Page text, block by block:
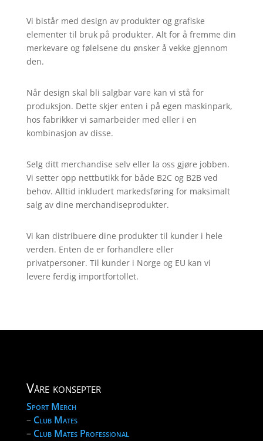
Vi bistår med design av produkter og grafiske
elementer til bruk på produkter. Alt for å fremme din
merkevare og følelsene du ønsker å vekke gjennom
den.
Når design skal bli salgbar vare kan vi stå for
produksjon. Dette skjer enten i på egen maskinpark,
hos fabrikker vi samarbeider med eller i en
kombinasjon av disse.
Selg ditt merchandise selv eller la oss gjøre jobben.
Vi setter opp nettbutikk for både B2C og B2B ved
behov. Alltid inkludert markedsføring for maksimalt
salg av dine merchandiseprodukter.
Vi kan distribuere dine produkter til kunder i hele
verden. Enten de er forhandlere eller
privatpersoner. Til kunder i Norge og EU kan vi
levere ferdig importfortollet.
Våre konsepter
Sport Merch
– Club Mates
– Club Mates Professional